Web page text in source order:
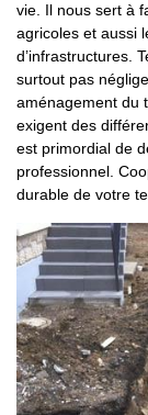
vie. Il nous sert à
agricoles et aussi
d’infrastructures.
surtout pas
aménagement du
exigent des
est primordial de
professionnel.
durable de votre